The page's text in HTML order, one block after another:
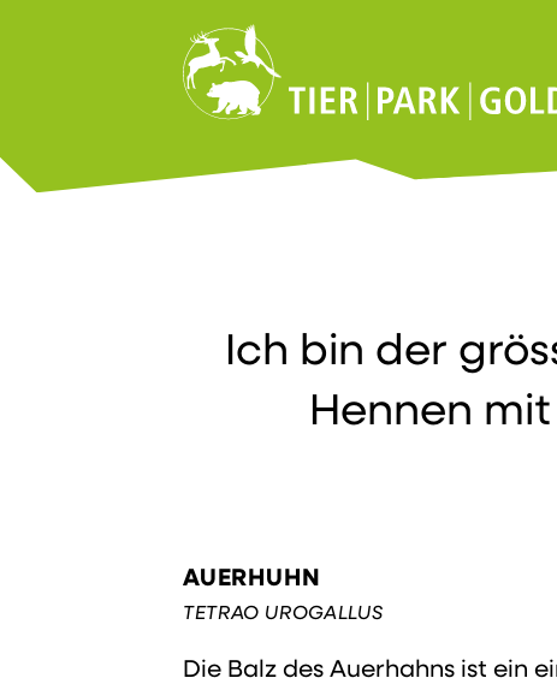
Ich bin der
Hennen
AUERHUHN
TETRAO UROGALLUS
Die Balz des Auerhahns ist ein